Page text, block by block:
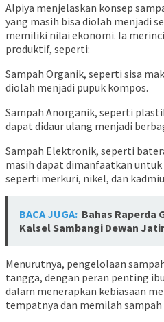
Alpiya menjelaskan konsep
yang masih bisa diolah menjadi
memiliki nilai ekonomi. Ia
produktif, seperti:
Sampah Organik, seperti sisa
diolah menjadi pupuk kompos.
Sampah Anorganik, seperti
dapat didaur ulang menjadi
Sampah Elektronik, seperti
masih dapat dimanfaatkan
seperti merkuri, nikel, dan
BACA JUGA: Bahas Raperda
Kalsel Sambangi Dewan
Menurutnya, pengelolaan
tangga, dengan peran penting
dalam menerapkan kebiasaan
tempatnya dan memilah sampah